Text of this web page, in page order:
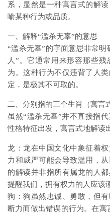
系，显然是一种寓言式的解
喻某种行为或品质。
一、解释“滥杀无辜”的意思
“滥杀无辜”的字面意思非常
人”。它通常用来形容那些
为。这种行为不仅违背了人
定，是极其不可取的。
二、分别指的三个生肖（寓言
虽然“滥杀无辜”并不直接指
性格特征出发，寓言式地解读
龙：龙在中国文化中象征着
力和威严可能会导致滥用，
的解读并非指所有属龙的人
提醒我们，拥有权力的人应该
狗：狗虽然忠诚、勇敢，但
断力而做出错误的行为。在